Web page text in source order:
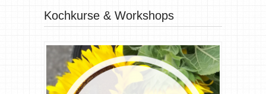
Kochkurse & Workshops